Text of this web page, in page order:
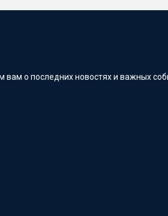
о последних новостях и важных